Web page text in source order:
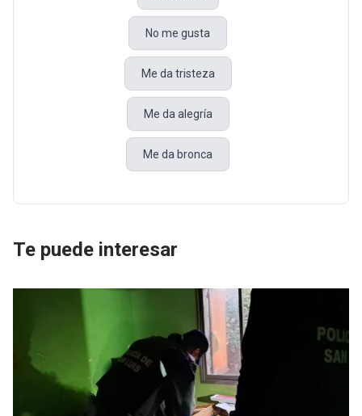
No me gusta
Me da tristeza
Me da alegría
Me da bronca
Te puede interesar